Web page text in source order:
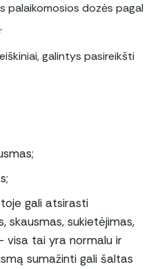
palaikomosios dozės pagal
galintys pasireikšti
gali atsirasti
skausmas, sukietėjimas,
visa tai yra normalu ir
sumažinti gali šaltas